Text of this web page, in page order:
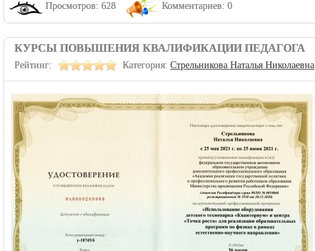
Просмотров: 628 Комментариев: 0
КУРСЫ ПОВЫШЕНИЯ КВАЛИФИКАЦИИ ПЕДАГОГА
Рейтинг: Категория: Стрельникова Наталья Николаевна